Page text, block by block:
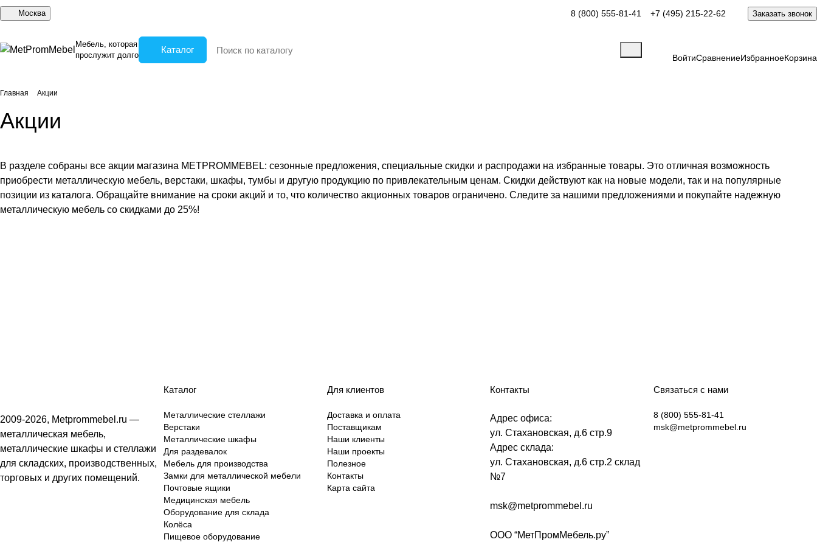
Москва 8 (800) 555-81-41 +7 (495) 215-22-62 Заказать звонок
Мебель, которая
прослужит долго
Каталог
ВойтиСравнениеИзбранноеКорзина
Главная Акции
Акции
В разделе собраны все акции магазина METPROMMEBEL: сезонные предложения, специальные скидки и распродажи на избранные товары. Это отличная возможность
приобрести металлическую мебель, верстаки, шкафы, тумбы и другую продукцию по привлекательным ценам. Скидки действуют как на новые модели, так и на популярные
позиции из каталога. Обращайте внимание на сроки акций и то, что количество акционных товаров ограничено. Следите за нашими предложениями и покупайте надежную
металлическую мебель со скидками до 25%!
2009-2026, Metprommebel.ru —
металлическая мебель,
металлические шкафы и стеллажи
для складских, производственных,
торговых и других помещений.
Каталог
Металлические стеллажи
Верстаки
Металлические шкафы
Для раздевалок
Мебель для производства
Замки для металлической мебели
Почтовые ящики
Медицинская мебель
Оборудование для склада
Колёса
Пищевое оборудование
Для клиентов
Доставка и оплата
Поставщикам
Наши клиенты
Наши проекты
Полезное
Контакты
Карта сайта
Контакты
Адрес офиса:
ул. Стахановская, д.6 стр.9
Адрес склада:
ул. Стахановская, д.6 стр.2 склад
№7
msk@metprommebel.ru
ООО “МетПромМебель.ру”
Связаться с нами
8 (800) 555-81-41
msk@metprommebel.ru